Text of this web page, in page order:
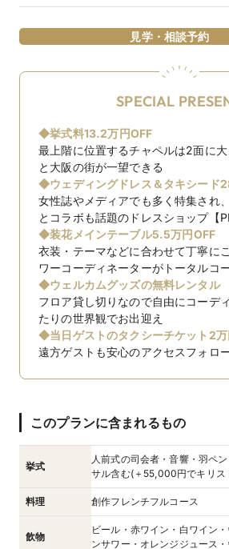
見学・相談予約
SPECIAL
◆挙式料13.2万円OFF
最上階に位置するチャペルは2面に
と大阪の街が一望できる
◆ウェディングドレス＆タキシード
女性誌やメディアでも多く特集され
とコラボも話題のドレスショップ【
◆装花メインテーブル5.5万円OFF
衣装・テーマなどに合わせて丁寧に
ワーコーディネーターがトータルコ
◆ウェルカムグッズの無料レンタル
フロア貸し切りなので自由にコーデ
たりの世界観でお出迎え
◆当日ゲストのタクシーチケット2万
遠方ゲストも安心のアクセスフォロ
このプランに含まれるもの
挙式
人前式の司会者・音響・羽ペ
サル含む(＋55,000円でキリス
料理 創作フレンチフルコース
飲物
ビール・赤ワイン・白ワイン
ンサワー・オレンジジュース